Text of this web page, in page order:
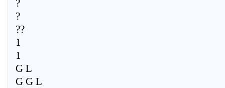
?
?
??
1
1
G L
G G L